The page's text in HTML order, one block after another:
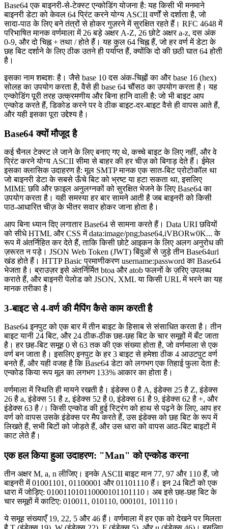
Base64 एक बाइनरी-से-टेक्स्ट एन्कोडिंग योजना है: यह किसी भी मनमाने
बाइनरी डेटा को केवल 64 प्रिंट करने योग्य ASCII वर्णों से दर्शाता है, जो
सादा-पाठ के लिए बने तंत्रों से होकर गुज़रने में सुरक्षित रहते हैं। RFC 4648 में
परिभाषित मानक वर्णमाला में 26 बड़े अक्षर A-Z, 26 छोटे अक्षर a-z, दस अंक
0-9, और दो चिह्न + तथा / होते हैं। यह कुल 64 चिह्न हैं, जो हर वर्ण में डेटा के
छह बिट दर्शाने के लिए ठीक उतने ही पर्याप्त हैं, क्योंकि दो की छठी घात 64 होती
है।
इसका नाम शब्दशः है। जैसे base 10 दस अंक-चिह्नों का और base 16 (hex)
सोलह का उपयोग करता है, वैसे ही base 64 चौंसठ का उपयोग करता है। यह
एन्कोडिंग पूरी तरह उत्क्रमणीय और बिना हानि वाली है: जो भी बाइट आप
एन्कोड करते हैं, डिकोड करने पर वे ठीक बाइट-दर-बाइट वैसे ही वापस आते हैं,
और यही इसका पूरा उद्देश्य है।
Base64 क्यों मौजूद है
कई चैनल टेक्स्ट ले जाने के लिए बनाए गए थे, कच्चे बाइट के लिए नहीं, और वे
प्रिंट करने योग्य ASCII सीमा से बाहर की हर चीज़ को बिगाड़ देते हैं। ईमेल
इसका क्लासिक उदाहरण है: मूल SMTP मानक एक सात-बिट प्रोटोकॉल था
जो बाइनरी डेटा के सबसे ऊँचे बिट को भ्रष्ट या हटा सकता था, इसलिए
MIME छवि और फ़ाइल अनुलग्नकों को सुरक्षित भेजने के लिए Base64 का
उपयोग करता है। यही समस्या हर बार सामने आती है जब बाइनरी को किसी
पाठ-आधारित चीज़ के भीतर सवार होकर जाना होता है।
आप बिना ध्यान दिए लगातार Base64 से सामना करते हैं। Data URI छवियों
को सीधे HTML और CSS में data:image/png;base64,iVBORw0K... के
रूप में अंतर्निहित कर देते हैं, ताकि किसी छोटे आइकन के लिए अलग अनुरोध की
ज़रूरत न पड़े। JSON Web Token (JWT) बिंदुओं से जुड़े तीन Base64url
खंड होते हैं। HTTP Basic प्रमाणीकरण username:password का Base64
भेजता है। ब्राउज़र इसे अंतर्निर्मित btoa और atob फलनों के ज़रिए उपलब्ध
कराते हैं, और बाइनरी पेलोड को JSON, XML या किसी URL में भरने का यह
मानक तरीका है।
3-बाइट से 4-वर्ण की मैपिंग कैसे काम करती है
Base64 इनपुट को एक बार में तीन बाइट के हिसाब से संसाधित करता है। तीन
बाइट यानी 24 बिट, और 24 ठीक-ठीक छह-छह बिट के चार समूहों में बँट जाता
है। हर छह-बिट समूह 0 से 63 तक की एक संख्या होता है, जो वर्णमाला से एक
वर्ण बन जाता है। इसलिए इनपुट के हर 3 बाइट से हमेशा ठीक 4 आउटपुट वर्ण
बनते हैं, और यही वजह है कि Base64 डेटा को लगभग एक तिहाई फुला देता है:
एन्कोड किया रूप मूल का लगभग 133% आकार का होता है।
वर्णमाला में स्थिति ही मायने रखती है। इंडेक्स 0 है A, इंडेक्स 25 है Z, इंडेक्स
26 है a, इंडेक्स 51 है z, इंडेक्स 52 है 0, इंडेक्स 61 है 9, इंडेक्स 62 है +, और
इंडेक्स 63 है /। किसी एन्कोड की हुई स्ट्रिंग को हाथ से पढ़ने के लिए, आप हर
वर्ण को वापस उसके इंडेक्स पर मैप करते हैं, उस इंडेक्स को छह बिट के रूप में
लिखते हैं, सभी बिटों को जोड़ते हैं, और उस धारा को वापस आठ-बिट बाइटों में
काट लेते हैं।
एक हल किया हुआ उदाहरण: "Man" को एन्कोड करना
तीन अक्षर M, a, n लीजिए। इनके ASCII बाइट मान 77, 97 और 110 हैं, जो
बाइनरी में 01001101, 01100001 और 01101110 हैं। इन 24 बिटों को एक
धारा में जोड़िए: 010011010110000101101110। अब इसे छह-छह बिट के
चार समूहों में काटिए: 010011, 010110, 000101, 101110।
ये समूह संख्याएँ 19, 22, 5 और 46 हैं। वर्णमाला में हर एक को देखने पर मिलता